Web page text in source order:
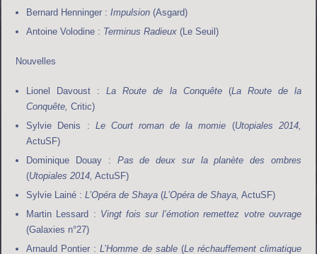
Bernard Henninger :Impulsion (Asgard)
Antoine Volodine : Terminus Radieux (Le Seuil)
Nouvelles
Lionel Davoust :La Route de la Conquête(La Route de la
Conquête, Critic)
Sylvie Denis : Le Court roman de la momie (Utopiales 2014,
ActuSF)
Dominique Douay : Pas de deux sur la planète des ombres
(Utopiales 2014, ActuSF)
Sylvie Lainé :L’Opéra de Shaya (L’Opéra de Shaya, ActuSF)
Martin Lessard : Vingt fois sur l’émotion remettez votre ouvrage
(Galaxies n°27)
Arnauld Pontier :L’Homme de sable(Le réchauffement climatique